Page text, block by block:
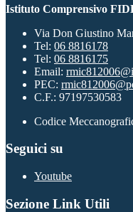
Istituto Comprensivo
Via Don Giustino
Tel: 06 8816178
Tel: 06 8816175
Email:
PEC:
C.F.: 97197530583
Codice
Seguici su
Youtube
Sezione Link Utili